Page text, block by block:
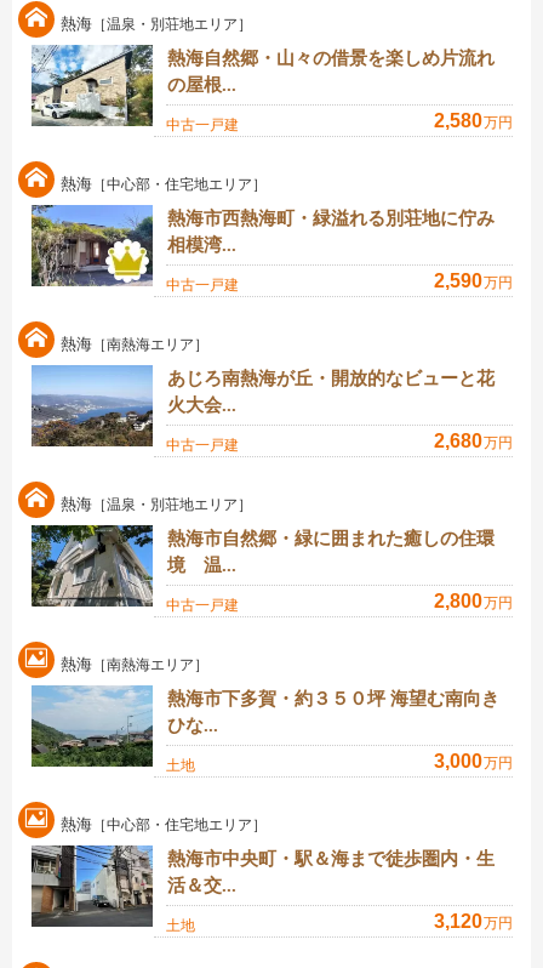
熱海 ［温泉・別荘地エリア］
熱海自然郷・山々の借景を楽しめ片流れ
の屋根...
中古一戸建 2,580万円
熱海 ［中心部・住宅地エリア］
熱海市西熱海町・緑溢れる別荘地に佇み
相模湾...
中古一戸建 2,590万円
熱海 ［南熱海エリア］
あじろ南熱海が丘・開放的なビューと花
火大会...
中古一戸建 2,680万円
熱海 ［温泉・別荘地エリア］
熱海市自然郷・緑に囲まれた癒しの住環
境 温...
中古一戸建 2,800万円
熱海 ［南熱海エリア］
熱海市下多賀・約３５０坪 海望む南向き
ひな...
土地 3,000万円
熱海 ［中心部・住宅地エリア］
熱海市中央町・駅＆海まで徒歩圏内・生
活＆交...
土地 3,120万円